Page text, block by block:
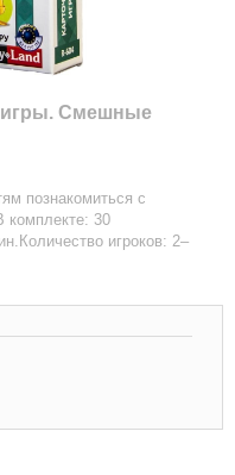
игры. Смешные
познакомиться с
комплекте: 30
игроков: 2–